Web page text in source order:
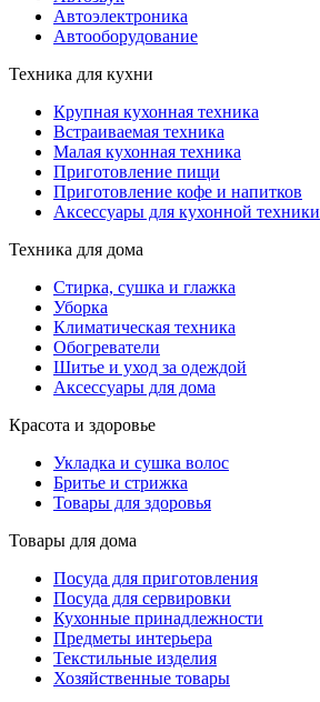
Автоэлектроника
Автооборудование
Техника для кухни
Крупная кухонная техника
Встраиваемая техника
Малая кухонная техника
Приготовление пищи
Приготовление кофе и напитков
Аксессуары для кухонной техники
Техника для дома
Стирка, сушка и глажка
Уборка
Климатическая техника
Обогреватели
Шитье и уход за одеждой
Аксессуары для дома
Красота и здоровье
Укладка и сушка волос
Бритье и стрижка
Товары для здоровья
Товары для дома
Посуда для приготовления
Посуда для сервировки
Кухонные принадлежности
Предметы интерьера
Текстильные изделия
Хозяйственные товары